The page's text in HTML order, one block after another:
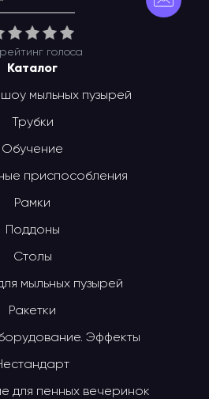
голоса
Каталог
мыльных пузырей
Трубки
Обучение
приспособления
Рамки
Поддоны
Столы
мыльных пузырей
Ракетки
Эффекты
для пенных вечеринок